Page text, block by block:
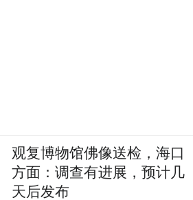
观复博物馆佛像送检，海口
方面：调查有进展，预计几
天后发布